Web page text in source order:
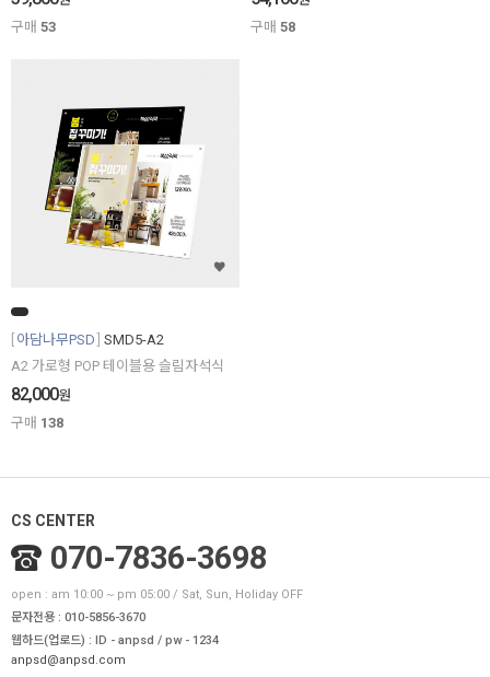
구매 53
구매 58
아담나무PSD SMD5-A2
A2 가로형 POP 테이블용 슬림자석식
82,000원
구매 138
CS CENTER
070-7836-3698
open : am 10:00 ~ pm 05:00 / Sat, Sun, Holiday OFF
문자전용 : 010-5856-3670
웹하드(업로드) : ID - anpsd / pw - 1234
anpsd@anpsd.com